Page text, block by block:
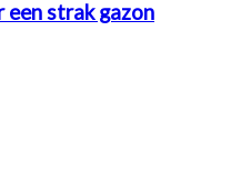
strak gazon